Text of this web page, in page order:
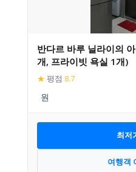
반다르 바루 닐라이의
개, 프라이빗 욕실 1개)
★ 평점 8.7
최저
여행객